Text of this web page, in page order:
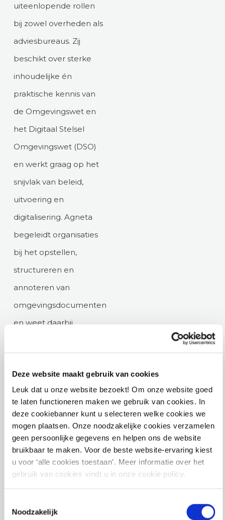
Deze website maakt gebruik van cookies
Leuk dat u onze website bezoekt! Om onze website goed
te laten functioneren maken we gebruik van cookies. In
deze cookiebanner kunt u selecteren welke cookies we
mogen plaatsen. Onze noodzakelijke cookies verzamelen
geen persoonlijke gegevens en helpen ons de website
bruikbaar te maken. Voor de beste website-ervaring kiest
u voor ‘alle cookies toestaan’. Meer informatie over het
gebruik van cookies vindt u in onze cookie policy.
Noodzakelijk
uiteenlopende rollen
bij zowel overheden als
adviesbureaus. Zij
beschikt over sterke
inhoudelijke én
praktische kennis van
de Omgevingswet en
het Digitaal Stelsel
Omgevingswet (DSO)
en werkt graag op het
snijvlak van beleid,
uitvoering en
digitalisering. Agneta
begeleidt organisaties
bij het opstellen,
structureren en
annoteren van
omgevingsdocumenten
en weet daarbij
naar digitale
toepassingen. Collega’s
typeren haar als
iemand die complexe
vraagstukken snel
doorgrondt, overzicht
brengt en verschillende
verbinden. Haar